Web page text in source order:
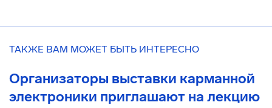
ТАКЖЕ ВАМ МОЖЕТ БЫТЬ ИНТЕРЕСНО
Организаторы выставки карманной
электроники приглашают на лекцию